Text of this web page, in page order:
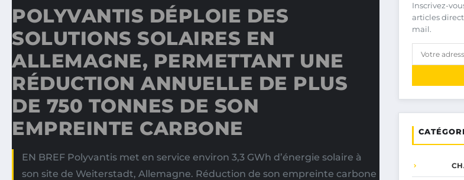
POLYVANTIS DÉPLOIE DES
SOLUTIONS SOLAIRES EN
ALLEMAGNE, PERMETTANT UNE
RÉDUCTION ANNUELLE DE PLUS
DE 750 TONNES DE SON
EMPREINTE CARBONE
EN BREF Polyvantis met en service environ 3,3 GWh d’énergie solaire à
son site de Weiterstadt, Allemagne. Réduction de son empreinte carbone
Inscrivez-
articles
mail.